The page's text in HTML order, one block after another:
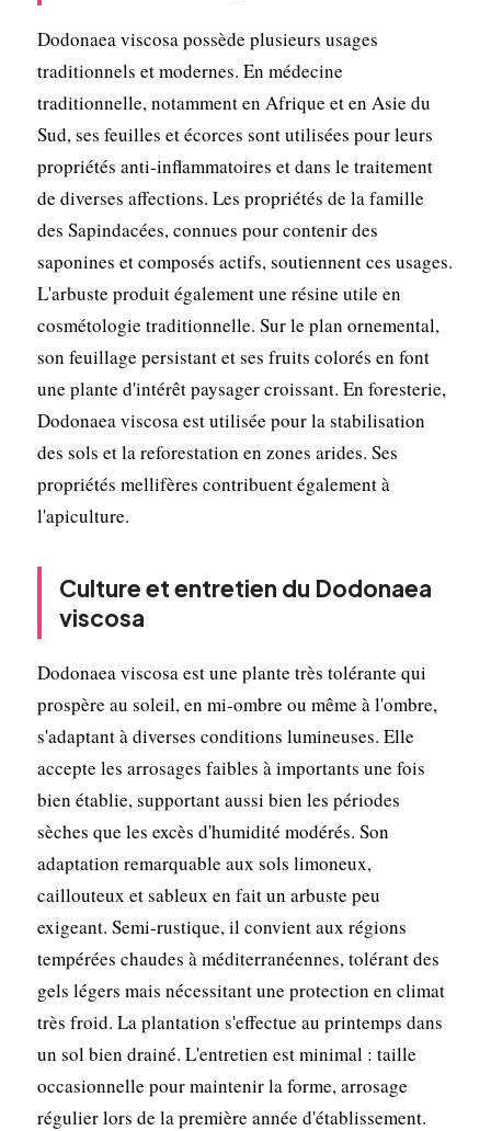
Dodonaea viscosa possède plusieurs usages
traditionnels et modernes. En médecine
traditionnelle, notamment en Afrique et en Asie du
Sud, ses feuilles et écorces sont utilisées pour leurs
propriétés anti-inflammatoires et dans le traitement
de diverses affections. Les propriétés de la famille
des Sapindacées, connues pour contenir des
saponines et composés actifs, soutiennent ces usages.
L'arbuste produit également une résine utile en
cosmétologie traditionnelle. Sur le plan ornemental,
son feuillage persistant et ses fruits colorés en font
une plante d'intérêt paysager croissant. En foresterie,
Dodonaea viscosa est utilisée pour la stabilisation
des sols et la reforestation en zones arides. Ses
propriétés mellifères contribuent également à
l'apiculture.
Culture et entretien du Dodonaea
viscosa
Dodonaea viscosa est une plante très tolérante qui
prospère au soleil, en mi-ombre ou même à l'ombre,
s'adaptant à diverses conditions lumineuses. Elle
accepte les arrosages faibles à importants une fois
bien établie, supportant aussi bien les périodes
sèches que les excès d'humidité modérés. Son
adaptation remarquable aux sols limoneux,
caillouteux et sableux en fait un arbuste peu
exigeant. Semi-rustique, il convient aux régions
tempérées chaudes à méditerranéennes, tolérant des
gels légers mais nécessitant une protection en climat
très froid. La plantation s'effectue au printemps dans
un sol bien drainé. L'entretien est minimal : taille
occasionnelle pour maintenir la forme, arrosage
régulier lors de la première année d'établissement.